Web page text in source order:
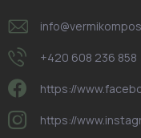
info@
+420 608 236 858
https://
https://